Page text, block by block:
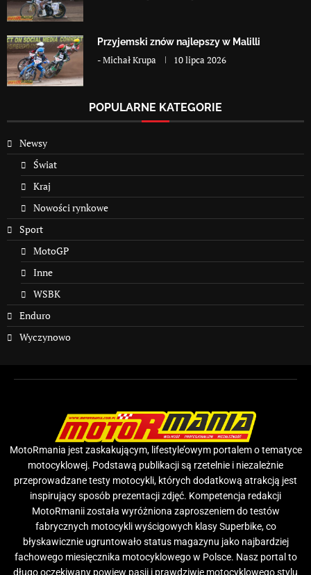
Przyjemski znów najlepszy w Malilli
-Michał Krupa 10 lipca 2026
POPULARNE KATEGORIE
Newsy
Świat
Kraj
Nowości rynkowe
Sport
MotoGP
Inne
WSBK
Enduro
Wyczynowo
MotoRmania jest zaskakującym, lifestyle’owym portalem o tematyce
motocyklowej. Podstawą publikacji są rzetelnie i niezależnie
przeprowadzane testy motocykli, których dodatkową atrakcją jest
inspirujący sposób prezentacji zdjęć. Kompetencja redakcji
MotoRmanii została wyróżniona zaproszeniem do testów
fabrycznych motocykli wyścigowych klasy Superbike, co
błyskawicznie ugruntowało status magazynu jako najbardziej
fachowego miesięcznika motocyklowego w Polsce. Nasz portal to
długo oczekiwany powiew pasji i prawdziwie motocyklowego stylu